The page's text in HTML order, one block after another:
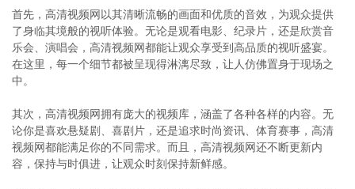
首先，高清视频网以其清晰流畅的画面和优质的音效，为观众提供
了身临其境般的视听体验。无论是观看电影、纪录片，还是欣赏音
乐会、演唱会，高清视频网都能让观众享受到高品质的视听盛宴。
在这里，每一个细节都被呈现得淋漓尽致，让人仿佛置身于现场之
中。
其次，高清视频网拥有庞大的视频库，涵盖了各种各样的内容。无
论你是喜欢悬疑剧、喜剧片，还是追求时尚资讯、体育赛事，高清
视频网都能满足你的不同需求。而且，高清视频网还不断更新内
容，保持与时俱进，让观众时刻保持新鲜感。